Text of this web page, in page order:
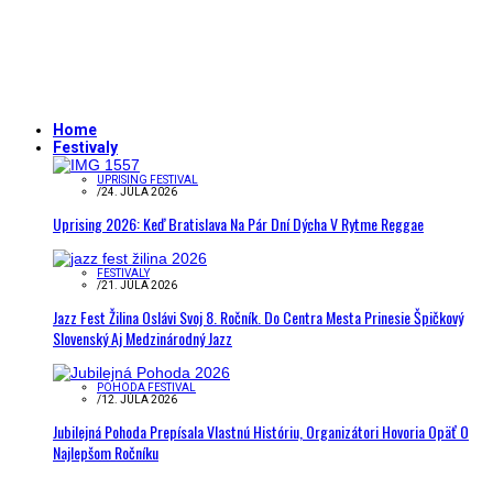
Home
Festivaly
UPRISING FESTIVAL
/24. JÚLA 2026
Uprising 2026: Keď Bratislava Na Pár Dní Dýcha V Rytme Reggae
FESTIVALY
/21. JÚLA 2026
Jazz Fest Žilina Oslávi Svoj 8. Ročník. Do Centra Mesta Prinesie Špičkový
Slovenský Aj Medzinárodný Jazz
POHODA FESTIVAL
/12. JÚLA 2026
Jubilejná Pohoda Prepísala Vlastnú Históriu, Organizátori Hovoria Opäť O
Najlepšom Ročníku